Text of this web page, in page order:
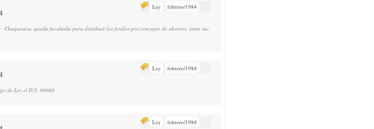
Ley febrero/1984
Chuquisaca, queda facultada para distribuir los fondos por concepto de ahorros, entre sus
Ley febrero/1984
de Ley el D.S. 09088
Ley febrero/1984